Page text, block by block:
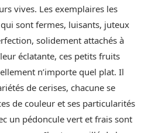
vives. Les exemplaires les
sont fermes, luisants, juteux
solidement attachés à
éclatante, ces petits fruits
n’importe quel plat. Il
de cerises, chacune se
de couleur et ses particularités
un pédoncule vert et frais sont